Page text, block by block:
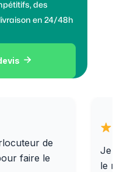
des
en 24/48h

de
faire le
Je
le